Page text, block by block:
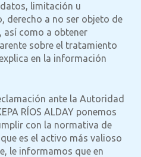
limitación u
derecho a no ser objeto de
así como a obtener
sobre el tratamiento
en la información
ante la Autoridad
RÍOS ALDAY ponemos
con la normativa de
es el activo más valioso
le informamos que en